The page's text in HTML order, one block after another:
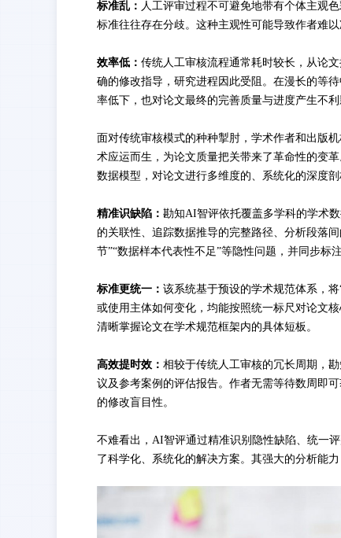
标准乱： 人工评审过程不可避免地带有个体主观
标准往往存在分歧。这种主观性可能导致作者难
效率低： 传统人工审核流程通常耗时较长，从论
确的修改指导，研究进程因此受阻。在漫长的等
率低下，也对论文最终的完善质量与进度产生不利
面对传统审核模式的种种掣肘，学术作者和出版
术应运而生，为论文质量把关带来了革命性的变
数据模型，对论文进行多维度的、系统化的深度剖
精准识缺陷： 勘知AI智评依托覆盖多学科的学术
的关联性、追踪数据推导的完整路径、分析段落
节”“数据样本代表性不足”等隐性问题，并同步标
标准更统一： 该系统基于预设的学术规范体系，将
或使用主体如何变化，均能按照统一标尺对论文
清晰掌握论文在学术规范框架内的具体短板。
高效提时效： 相较于传统人工审核的冗长周期，勘
议及参考案例的评估报告。 作者无需等待数周即
的修改盲目性。
不难看出 ， AI智评通过精准识别隐性缺陷、统一
了科学化、系统化的解决方案。其强大的分析能